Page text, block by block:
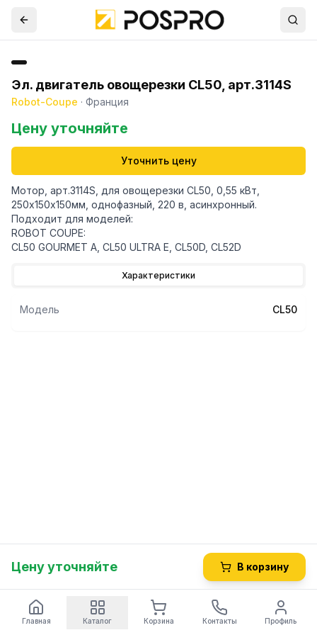
Эл. двигатель овощерезки CL50, арт.3114S
Robot-Coupe · Франция
Цену уточняйте
Уточнить цену
Мотор, арт.3114S, для овощерезки CL50, 0,55 кВт,
250х150х150мм, однофазный, 220 в, асинхронный.
Подходит для моделей:
ROBOT COUPE:
CL50 GOURMET A, CL50 ULTRA E, CL50D, CL52D
Характеристики
Модель CL50
Цену уточняйте В корзину
Главная Каталог Корзина Контакты Профиль